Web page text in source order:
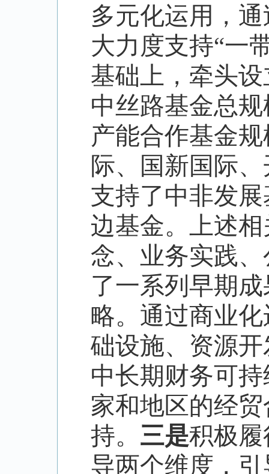
多元化运用，
大力度支持“一
基础上，牵头
中丝路基金总规
产能合作基金规
际、国新国际
支持了中非发
边基金。上述
念、业务实践
了一系列早期
略。通过商业
础设施、资源
中长期财务可
家和地区的经
持。 三是积极
导两个维度，